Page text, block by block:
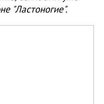
"Ластоногие".